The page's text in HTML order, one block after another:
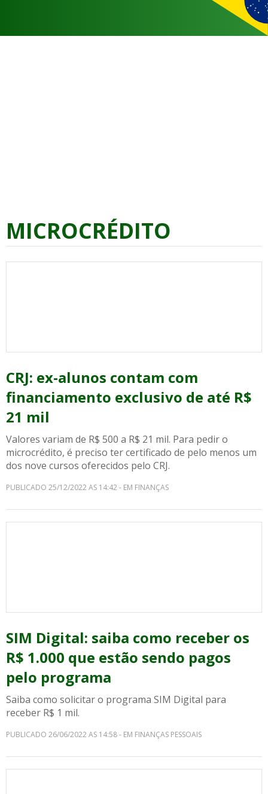
MICROCRÉDITO
CRJ: ex-alunos contam com
financiamento exclusivo de até R$
21 mil
Valores variam de R$ 500 a R$ 21 mil. Para pedir o
microcrédito, é preciso ter certificado de pelo menos um
dos nove cursos oferecidos pelo CRJ.
PUBLICADO 25/12/2022 AS 14:42 - EM FINANÇAS
SIM Digital: saiba como receber os
R$ 1.000 que estão sendo pagos
pelo programa
Saiba como solicitar o programa SIM Digital para
receber R$ 1 mil.
PUBLICADO 26/06/2022 AS 14:58 - EM FINANÇAS PESSOAIS